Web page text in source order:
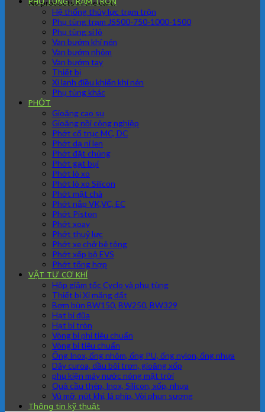
No products in the cart.
Hệ thống thủy lực trạm trộn
Phụ tùng trạm JS500-750-1000-1500
Phụ tùng si lô
Van bướm khí nén
Van bướm nhôm
Van bướm tay
Thiết bị
Xi lanh điều khiển khí nén
Phụ tùng khác
PHỚT
Gioăng cao su
Gioăng nồi công nghiệp
Phớt cổ trục MC, DC
Phớt dạ nỉ len
Phớt đặt chủng
Phớt gạt bụi
Phớt lò xo
Phớt lò xo Silicon
Phớt mặt chà
Phớt nắp VK,VC, EC
Phớt Piston
Phớt xoay
Phớt thuỷ lực
Phớt xe chở bê tông
Phớt xếp bộ EVS
Phớt tổng hợp
VẬT TƯ CƠ KHÍ
Hộp giảm tốc Cyclo và phụ tùng
Thiết bị Xi măng đất
Bơm bùn BW150, BW250, BW329
Hạt bi đũa
Hạt bi tròn
Vòng bi phi tiêu chuẩn
Vòng bi tiêu chuẩn
Ống Inox, ống nhôm, ống PU, ống nylon, ống nhựa
Dây curoa, dầu bôi trơn, gioăng xốp
phụ kiện máy nước nóng mặt trời
Quả cầu thép, Inox, Silicon, xốp, nhựa
Vú mỡ, nút khí, lá phíp, Vòi phun sương
Thông tin kỹ thuật